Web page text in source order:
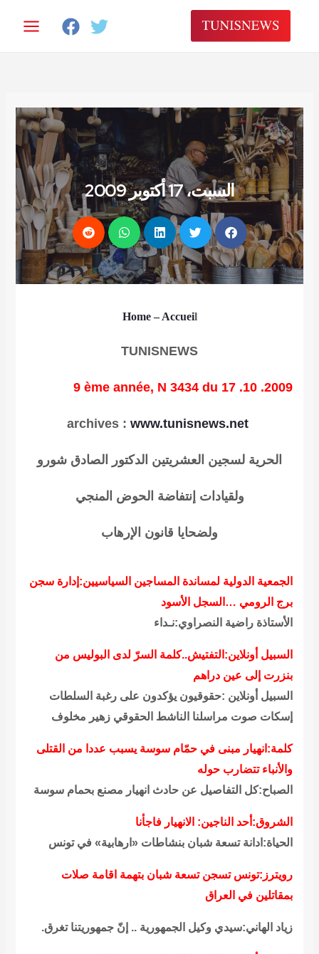
المحتوى
السبت، 17 أكتوبر 2009
Home– Accueil
TUNISNEWS
9 ème année, N 3434 du 17 .10 .2009
archives : www.tunisnews.net
الحرية لسجين العشريتين الدكتور الصادق شورو
ولقيادات إنتفاضة الحوض المنجي
ولضحايا قانون الإرهاب
الجمعية الدولية لمساندة المساجين السياسيين:إدارة سجن
برج الرومي …السجل الأسود
الأستاذة راضية النصراوي:نـداء
السبيل أونلاين:التفتيش..كلمة السرّ لدى البوليس من
بنزرت إلى عين دراهم
السبيل أونلاين :حقوقيون يؤكدون على رغبة السلطات
إسكات صوت مراسلنا الناشط الحقوقي زهير مخلوف
كلمة:انهيار مبنى في حمّام سوسة يسبب عددا من القتلى
والأنباء تتضارب حوله
الصباح:كل التفاصيل عن حادث انهيار مصنع بحمام سوسة
الشروق:أحد الناجين: الانهيار فاجأنا
الحياة:ادانة تسعة شبان بنشاطات «ارهابية» في تونس
رويترز:تونس تسجن تسعة شبان بتهمة اقامة صلات
بمقاتلين في العراق
زياد الهاني:سيدي وكيل الجمهورية .. إنّ جمهوريتنا تغرق.